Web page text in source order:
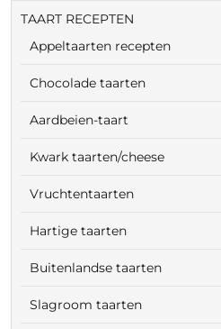
TAART RECEPTEN
Appeltaarten recepten
Chocolade taarten
Aardbeien-taart
Kwark taarten/cheese
Vruchtentaarten
Hartige taarten
Buitenlandse taarten
Slagroom taarten